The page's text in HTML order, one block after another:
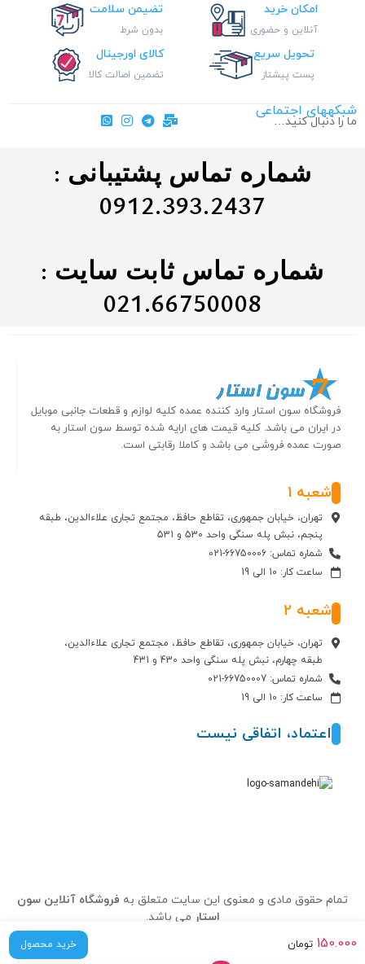
امکان خرید
آنلاین و حضوری
تضیمن سلامت
بدون شرط
تحویل سریع
پست پیشتاز
کالای اورجینال
تضمین اصالت کالا
شبکههای اجتماعی
ما را دنبال کنید…
شماره تماس پشتیبانی :
0912.393.2437
شماره تماس ثابت سایت :
021.66750008
فروشگاه سون استار وارد کننده عمده کلیه لوازم و قطعات جانبی موبایل
در ایران می باشد. کلیه قیمت های ارایه شده توسط سون استار به
صورت عمده فروشی می باشد و کاملا رقابتی است.
شعبه 1
تهران، خیابان جمهوری، تقاطع حافظ، مجتمع تجاری علاءالدین، طبقه
پنجم، نبش پله سنگی واحد 530 و 531
شماره تماس: 66750006-021
ساعت کار: 10 الی 19
شعبه 2
تهران، خیابان جمهوری، تقاطع حافظ، مجتمع تجاری علاءالدین،
طبقه چهارم، نبش پله سنگی واحد 430 و 431
شماره تماس: 66750007-021
ساعت کار: 10 الی 19
اعتماد، اتفاقی نیست
تمام حقوق مادی و معنوی این سایت متعلق به فروشگاه آنلاین سون
استار می باشد.
تومان150.000 خرید محصول